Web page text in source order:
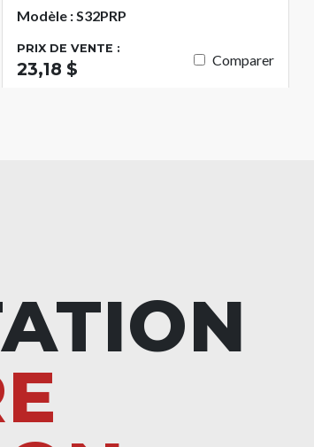
Modèle : S32PRP
PRIX DE VENTE :
23,18 $ Comparer